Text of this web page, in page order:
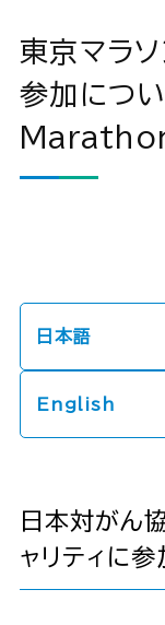
東京マラ
参加につ
日本語
English
日本対がん
ャリティに参